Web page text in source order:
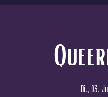
Di., 03.